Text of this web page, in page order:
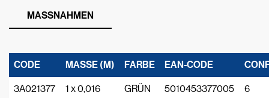
MASSNAHMEN
CODE MASSE (M) FARBE EAN-CODE
3A021377 1 x 0,016 GRÜN 5010453377005 6